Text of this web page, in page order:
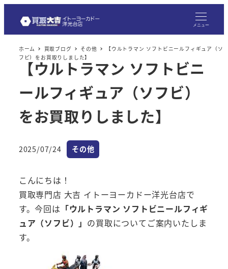
メニュー
ホーム 買取ブログ その他
【ウルトラマン ソフトビニールフィギュア（ソ
フビ）をお買取りしました】
【ウルトラマン ソフトビニ
ールフィギュア（ソフビ）
をお買取りしました】
投稿日
2025/07/24 カテゴリー
その他
こんにちは！
買取専門店 大吉 イトーヨーカドー洋光台店で
す。今回は 「ウルトラマン ソフトビニールフィギ
ュア（ソフビ）」 の買取についてご案内いたしま
す。